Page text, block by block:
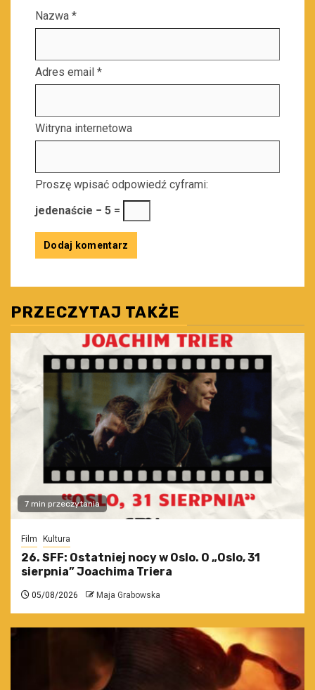
Nazwa *
Adres email *
Witryna internetowa
Proszę wpisać odpowiedź cyframi:
jedenaście − 5 =
PRZECZYTAJ TAKŻE
7 min przeczytania
Film Kultura
26. SFF: Ostatniej nocy w Oslo. O „Oslo, 31
sierpnia” Joachima Triera
05/08/2026 Maja Grabowska